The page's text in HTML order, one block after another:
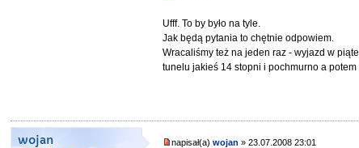
Ufff. To by było na tyle.
Jak będą pytania to chętnie odpowiem.
Wracaliśmy też na jeden raz - wyjazd w
tunelu jakieś 14 stopni i pochmurno a
wojan napisał(a)wojan » 23.07.2008 23:01